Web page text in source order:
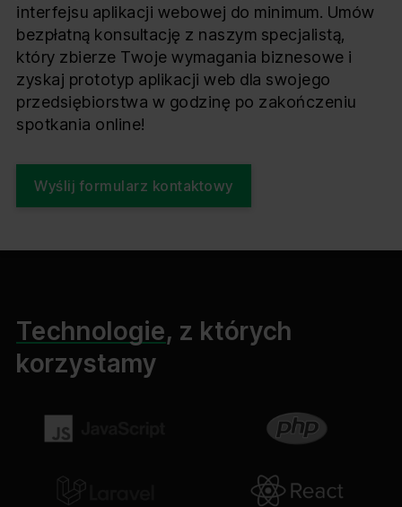
interfejsu aplikacji webowej do minimum. Umów
bezpłatną konsultację z naszym specjalistą,
który zbierze Twoje wymagania biznesowe i
zyskaj prototyp aplikacji web dla swojego
przedsiębiorstwa w godzinę po zakończeniu
spotkania online!
Wyślij formularz kontaktowy
Technologie, z których
korzystamy